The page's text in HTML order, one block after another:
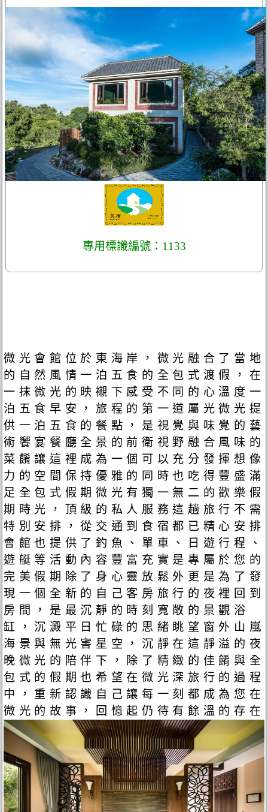
專用標識編號：1133
微光會館位於東海岸，微光融合了當地
的自然風情一泊五食的全包式渡假，在
一抹微光的映襯下感受不同的心溫度一
泊五食早安，旅程的第一道屬光微光提
供一泊五食的餐點，是視覺與味覺的藝
術饗宴餐廳全景的前衛視野融合風味的
菜餚讓這裡成為一個可以充分發揮想像
力的空間保持優雅的同時也吃得豐盛滿
足全包式假期微光有獨一無二的歡樂假
期時光，頂級的私人服務這趟旅行不需
特別安排，從交通到食宿都已精心安排
會館也提供了釣魚、單車、日遊行程、
遊艇等活動內容豐富充實是專屬於您的
完美假期除了身心靈放鬆外更是為了發
現一個全新的自己客房旅行的夜裡回到
房間，是最沉靜的時刻寬敞的景觀浴
缸，沉澱平日忙碌的思緒眺望窗外山嵐
海景與無光害星空，沉靜在這靜溢的夜
晚微光的陪伴下，除了精緻的佳餚與全
包式的假期也希望在微光深旅行的過程
中，重新認識自己讓每一刻都成為您在
微光的故事，回憶起仍待有餘溫的存在